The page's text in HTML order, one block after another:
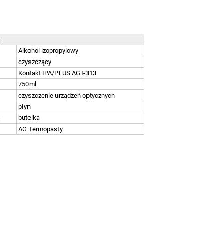
Alkohol izopropylowy
czyszczący
Kontakt IPA/PLUS AGT-313
750ml
czyszczenie urządzeń optycznych
płyn
butelka
AG Termopasty